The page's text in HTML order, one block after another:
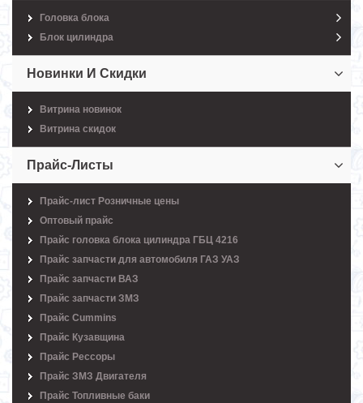
Головка блока
Блок цилиндра
Новинки И Скидки
Витрина новинок
Витрина скидок
Прайс-Листы
Прайс-лист Розничные цены
Оптовый прайс
Прайс головка блока цилиндра ГБЦ 4216
Прайс запчасти для автомобиля ГАЗ УАЗ
Прайс запчасти ВАЗ
Прайс запчасти ЗМЗ
Прайс Cummins
Прайс Кузавщина
Прайс Рессоры
Прайс ЗМЗ Двигателя
Прайс Топливные баки